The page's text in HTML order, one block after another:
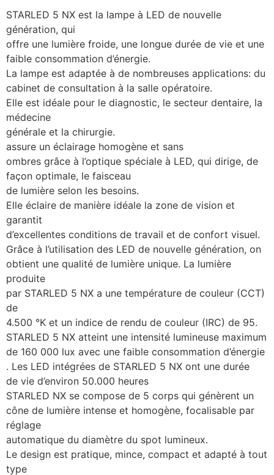
STARLED 5 NX est la lampe à LED de nouvelle
génération, qui
offre une lumière froide, une longue durée de vie et une
faible consommation d’énergie.
La lampe est adaptée à de nombreuses applications: du
cabinet de consultation à la salle opératoire.
Elle est idéale pour le diagnostic, le secteur dentaire, la
médecine
générale et la chirurgie.
assure un éclairage homogène et sans
ombres grâce à l’optique spéciale à LED, qui dirige, de
façon optimale, le faisceau
de lumière selon les besoins.
Elle éclaire de manière idéale la zone de vision et
garantit
d’excellentes conditions de travail et de confort visuel.
Grâce à l’utilisation des LED de nouvelle génération, on
obtient une qualité de lumière unique. La lumière
produite
par STARLED 5 NX a une température de couleur (CCT)
de
4.500 °K et un indice de rendu de couleur (IRC) de 95.
STARLED 5 NX atteint une intensité lumineuse maximum
de 160 000 lux avec une faible consommation d’énergie
. Les LED intégrées de STARLED 5 NX ont une durée
de vie d’environ 50.000 heures
STARLED NX se compose de 5 corps qui génèrent un
cône de lumière intense et homogène, focalisable par
réglage
automatique du diamètre du spot lumineux.
Le design est pratique, mince, compact et adapté à tout
type